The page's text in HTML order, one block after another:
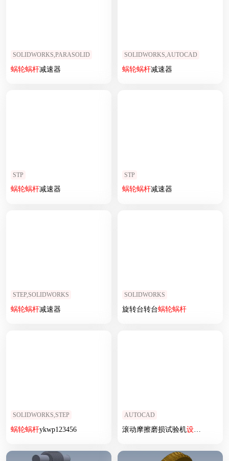
SOLIDWORKS,PARASOLID
蜗轮蜗杆减速器
SOLIDWORKS,AUTOCAD
蜗轮蜗杆减速器
STP
蜗轮蜗杆减速器
STP
蜗轮蜗杆减速器
STEP,SOLIDWORKS
蜗轮蜗杆减速器
SOLIDWORKS
旋转台转台蜗轮蜗杆
SOLIDWORKS,STEP
蜗轮蜗杆ykwp123456
AUTOCAD
滚动摩擦磨损试验机设计